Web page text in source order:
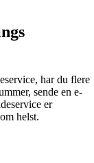
har du flere
sende en e-
er
helst.